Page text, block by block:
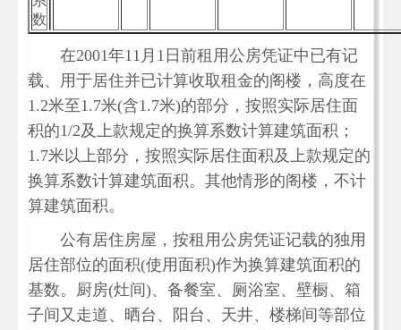
数
在2001年11月1日前租用公房凭证中已有记
载、用于居住并已计算收取租金的阁楼，高度在
1.2米至1.7米(含1.7米)的部分，按照实际居住面
积的1/2及上款规定的换算系数计算建筑面积；
1.7米以上部分，按照实际居住面积及上款规定的
换算系数计算建筑面积。其他情形的阁楼，不计
算建筑面积。
公有居住房屋，按租用公房凭证记载的独用
居住部位的面积(使用面积)作为换算建筑面积的
基数。厨房(灶间)、备餐室、厕浴室、壁橱、箱
子间又走道、晒台、阳台、天井、楼梯间等部位